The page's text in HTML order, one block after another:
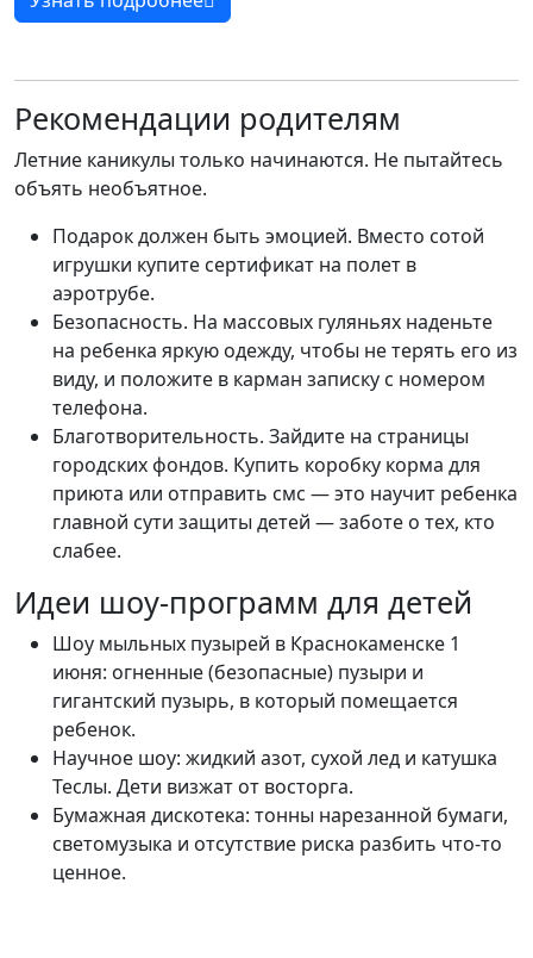
Рекомендации родителям
Летние каникулы только начинаются. Не пытайтесь
объять необъятное.
Подарок должен быть эмоцией. Вместо сотой
игрушки купите сертификат на полет в
аэротрубе.
Безопасность. На массовых гуляньях наденьте
на ребенка яркую одежду, чтобы не терять его из
виду, и положите в карман записку с номером
телефона.
Благотворительность. Зайдите на страницы
городских фондов. Купить коробку корма для
приюта или отправить смс — это научит ребенка
главной сути защиты детей — заботе о тех, кто
слабее.
Идеи шоу-программ для детей
Шоу мыльных пузырей в Краснокаменске 1
июня: огненные (безопасные) пузыри и
гигантский пузырь, в который помещается
ребенок.
Научное шоу: жидкий азот, сухой лед и катушка
Теслы. Дети визжат от восторга.
Бумажная дискотека: тонны нарезанной бумаги,
светомузыка и отсутствие риска разбить что-то
ценное.